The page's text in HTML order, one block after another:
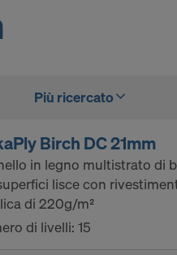
Più ricercato
Birch DC 21mm
in legno multistrato di
lisce con
di 220g/m²
di livelli: 15